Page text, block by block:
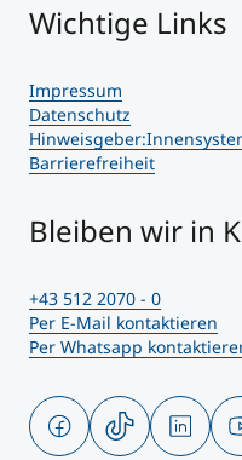
Wichtige Links
Impressum
Datenschutz
Barrierefreiheit
Bleiben wir in
+43 512 2070 - 0
Per E-Mail kontaktieren
Per Whatsapp